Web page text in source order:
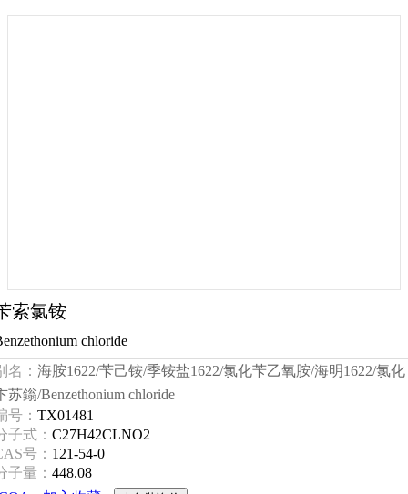
索氯铵
chloride
名： 海胺1622/苄己铵/季铵盐1622/氯化苄乙氧胺/海明1622/氯化
苏鎓/Benzethonium chloride
号： TX01481
子式： C27H42CLNO2
号： 121-54-0
子量： 448.08